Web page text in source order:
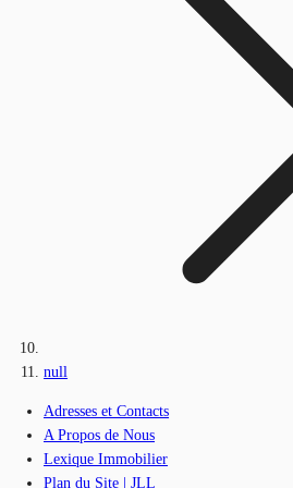
null
Adresses et Contacts
A Propos de Nous
Lexique Immobilier
Plan du Site | JLL